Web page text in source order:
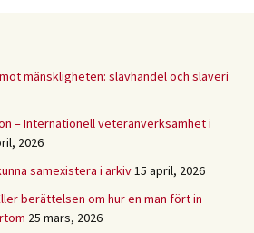
mänskligheten: slavhandel och slaveri
– Internationell veteranverksamhet i
2026
samexistera i arkiv15 april, 2026
berättelsen om hur en man fört in
25 mars, 2026